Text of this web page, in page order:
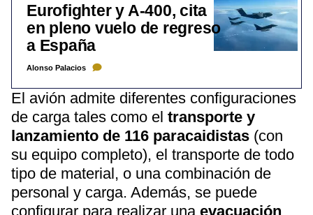
Eurofighter y A-400, cita
en pleno vuelo de regreso
a España
Alonso Palacios
El avión admite diferentes configuraciones
de carga tales como el transporte y
lanzamiento de 116 paracaidistas (con
su equipo completo), el transporte de todo
tipo de material, o una combinación de
personal y carga. Además, se puede
configurar para realizar una evacuación